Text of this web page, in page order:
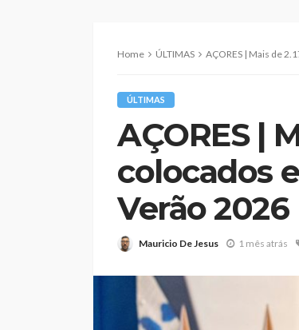
Home ÚLTIMAS AÇORES | Mais de
ÚLTIMAS
AÇORES |
colocados
Verão 2026
Mauricio De Jesus 1 mês atrás